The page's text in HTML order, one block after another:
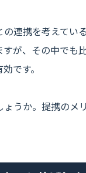
連携を考えてい
が、その中でも
です。
うか。提携のメ